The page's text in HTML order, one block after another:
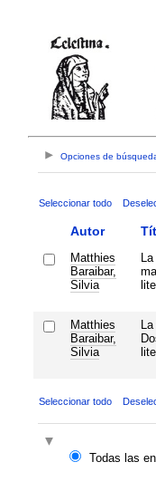
Opciones de
Seleccionar todo
Autor
Matthies
Baraibar,
Silvia
Matthies
Baraibar,
Silvia
Seleccionar todo
Todas las